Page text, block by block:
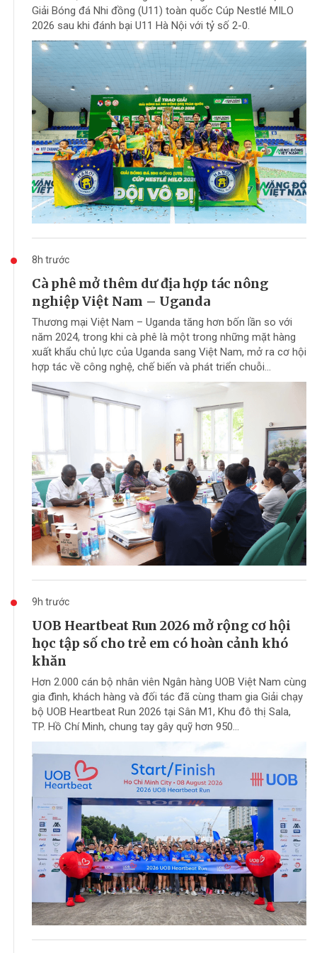
Giải Bóng đá Nhi đồng (U11) toàn quốc Cúp Nestlé MILO
2026 sau khi đánh bại U11 Hà Nội với tỷ số 2-0.
8h trước
Cà phê mở thêm dư địa hợp tác nông
nghiệp Việt Nam – Uganda
Thương mại Việt Nam – Uganda tăng hơn bốn lần so với
năm 2024, trong khi cà phê là một trong những mặt hàng
xuất khẩu chủ lực của Uganda sang Việt Nam, mở ra cơ hội
hợp tác về công nghệ, chế biến và phát triển chuỗi...
9h trước
UOB Heartbeat Run 2026 mở rộng cơ hội
học tập số cho trẻ em có hoàn cảnh khó
khăn
Hơn 2.000 cán bộ nhân viên Ngân hàng UOB Việt Nam cùng
gia đình, khách hàng và đối tác đã cùng tham gia Giải chạy
bộ UOB Heartbeat Run 2026 tại Sân M1, Khu đô thị Sala,
TP. Hồ Chí Minh, chung tay gây quỹ hơn 950...